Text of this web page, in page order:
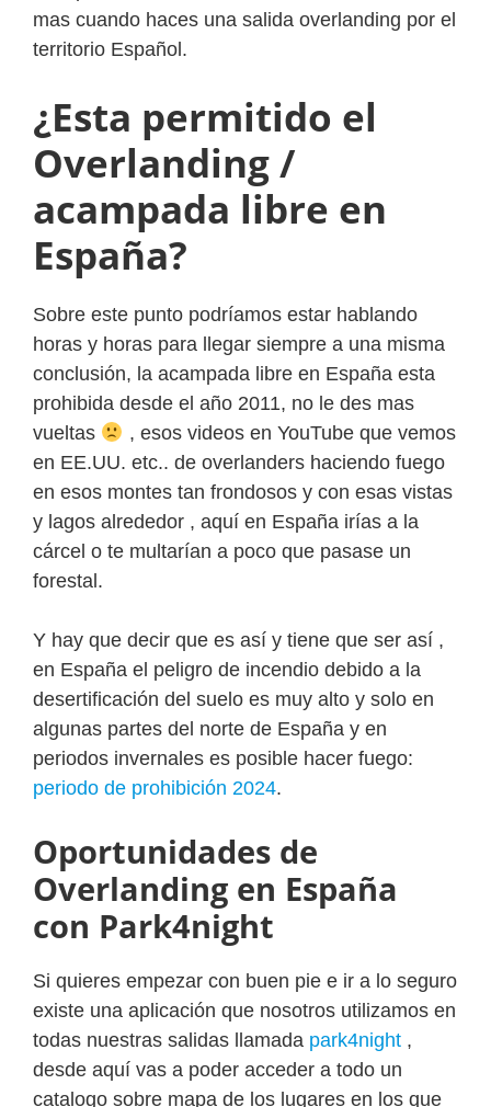
mas cuando haces una salida overlanding por el
territorio Español.
¿Esta permitido el
Overlanding /
acampada libre en
España?
Sobre este punto podríamos estar hablando
horas y horas para llegar siempre a una misma
conclusión, la acampada libre en España esta
prohibida desde el año 2011, no le des mas
vueltas
, esos videos en YouTube que vemos
en EE.UU. etc.. de overlanders haciendo fuego
en esos montes tan frondosos y con esas vistas
y lagos alrededor , aquí en España irías a la
cárcel o te multarían a poco que pasase un
forestal.
Y hay que decir que es así y tiene que ser así ,
en España el peligro de incendio debido a la
desertificación del suelo es muy alto y solo en
algunas partes del norte de España y en
periodos invernales es posible hacer fuego:
periodo de prohibición 2024.
Oportunidades de
Overlanding en España
con Park4night
Si quieres empezar con buen pie e ir a lo seguro
existe una aplicación que nosotros utilizamos en
todas nuestras salidas llamada park4night ,
desde aquí vas a poder acceder a todo un
catalogo sobre mapa de los lugares en los que